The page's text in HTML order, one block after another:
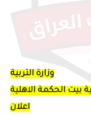
وزارة التربية
اعلان